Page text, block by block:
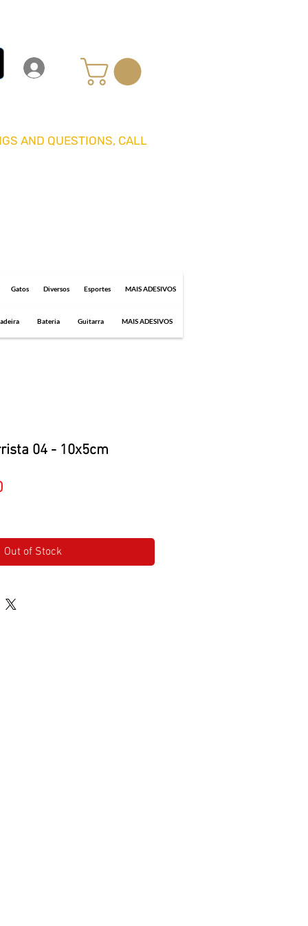
AND QUESTIONS, CALL
Gatos Diversos Esportes MAIS ADESIVOS
Bateria Guitarra MAIS ADESIVOS
04 - 10x5cm
Out of Stock